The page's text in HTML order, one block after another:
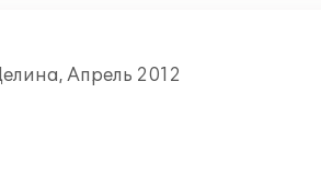
Апрель 2012